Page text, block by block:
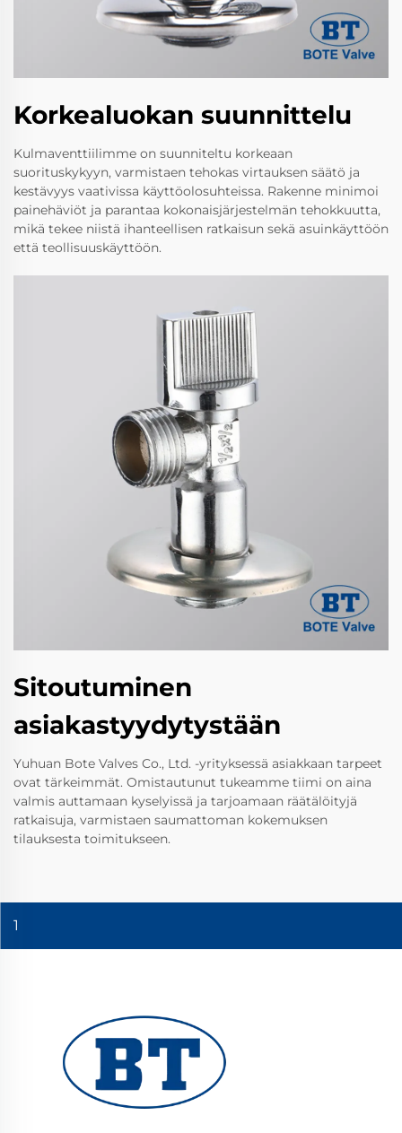
Korkealuokan suunnittelu
Kulmaventtiilimme on suunniteltu korkeaan
suorituskykyyn, varmistaen tehokas virtauksen säätö ja
kestävyys vaativissa käyttöolosuhteissa. Rakenne minimoi
painehäviöt ja parantaa kokonaisjärjestelmän tehokkuutta,
mikä tekee niistä ihanteellisen ratkaisun sekä asuinkäyttöön
että teollisuuskäyttöön.
Sitoutuminen
asiakastyydytystään
Yuhuan Bote Valves Co., Ltd. -yrityksessä asiakkaan tarpeet
ovat tärkeimmät. Omistautunut tukeamme tiimi on aina
valmis auttamaan kyselyissä ja tarjoamaan räätälöityjä
ratkaisuja, varmistaen saumattoman kokemuksen
tilauksesta toimitukseen.
1